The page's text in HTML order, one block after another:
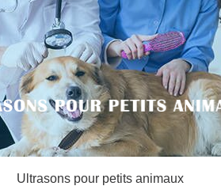
Ultrasons pour petits animaux